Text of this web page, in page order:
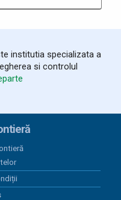
2026 -
Moldova-
institutia specializata a
si controlul